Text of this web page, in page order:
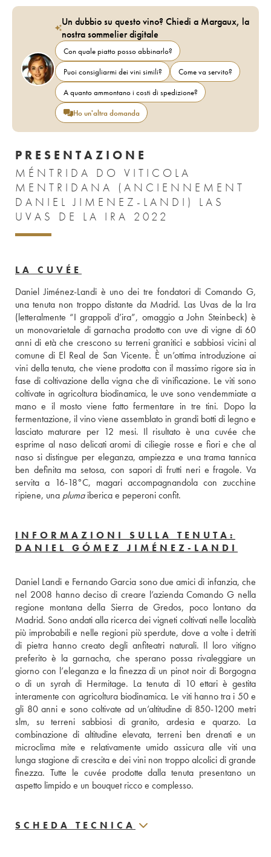
Un dubbio su questo vino? Chiedi a Margaux, la
nostra sommelier digitale
Con quale piatto posso abbinarlo?
Puoi consigliarmi dei vini simili?
Come va servito?
A quanto ammontano i costi di spedizione?
Ho un'altra domanda
PRESENTAZIONE
MÉNTRIDA DO VITICOLA
MENTRIDANA (ANCIENNEMENT
DANIEL JIMENEZ-LANDI) LAS
UVAS DE LA IRA 2022
LA CUVÉE
Daniel Jiménez-Landi è uno dei tre fondatori di Comando G,
una tenuta non troppo distante da Madrid. Las Uvas de la Ira
(letteralmente “I grappoli d’ira”, omaggio a John Steinbeck) è
un monovarietale di garnacha prodotto con uve di vigne di 60
anni di età che crescono su terreni granitici e sabbiosi vicini al
comune di El Real de San Vicente. È un’ottima introduzione ai
vini della tenuta, che viene prodotta con il massimo rigore sia in
fase di coltivazione della vigna che di vinificazione. Le viti sono
coltivate in agricoltura biodinamica, le uve sono vendemmiate a
mano e il mosto viene fatto fermentare in tre tini. Dopo la
fermentazione, il vino viene assemblato in grandi botti di legno e
lasciato maturare per 12 mesi. Il risultato è una cuvée che
esprime al naso delicati aromi di ciliegie rosse e fiori e che al
naso si distingue per eleganza, ampiezza e una trama tannica
ben definita ma setosa, con sapori di frutti neri e fragole. Va
servita a 16-18°C, magari accompagnandola con zucchine
ripiene, una pluma
INFORMAZIONI SULLA TENUTA:
DANIEL GÓMEZ JIMÉNEZ-LANDI
Daniel Landi e Fernando Garcia sono due amici di infanzia, che
nel 2008 hanno deciso di creare l’azienda Comando G nella
regione montana della Sierra de Gredos, poco lontano da
Madrid. Sono andati alla ricerca dei vigneti coltivati nelle località
più improbabili e nelle regioni più sperdute, dove a volte i detriti
di pietra hanno creato degli anfiteatri naturali. Il loro vitigno
preferito è la garnacha, che sperano possa rivaleggiare un
giorno con l’eleganza e la finezza di un pinot noir di Borgogna
o di un syrah di Hermitage. La tenuta di 10 ettari è gestita
interamente con agricoltura biodinamica. Le viti hanno tra i 50 e
gli 80 anni e sono coltivate ad un’altitudine di 850-1200 metri
slm, su terreni sabbiosi di granito, ardesia e quarzo. La
combinazione di altitudine elevata, terreni ben drenati e un
microclima mite e relativamente umido assicura alle viti una
lunga stagione di crescita e dei vini non troppo alcolici di grande
finezza. Tutte le cuvée prodotte dalla tenuta presentano un
aspetto limpido e un bouquet ricco e complesso.
SCHEDA TECNICA